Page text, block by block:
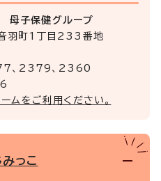
母子保健グループ
町1丁目233番地
、2379、2360
ムをご利用ください。
っこ